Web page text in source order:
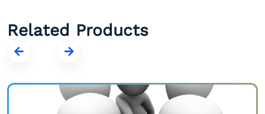
Related Products